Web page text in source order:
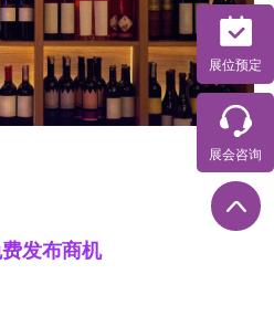
发布商机
展位预定
展会咨询